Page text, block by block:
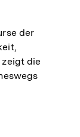
der
die